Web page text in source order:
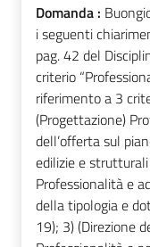
Domanda :
i seguenti
pag. 42 del
criterio
riferimento a 3
(Progettazione)
dell’offerta sul
edilizie e
Professionalità e
della tipologia e
19); 3) (Direzione